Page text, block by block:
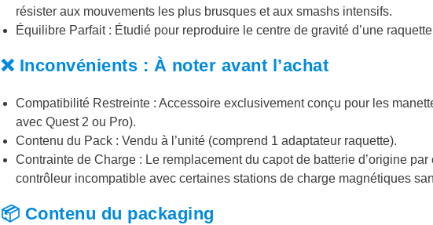
résister aux mouvements les plus brusques et aux smashs intensifs.
Équilibre Parfait : Étudié pour reproduire le centre de gravité d’une
❌ Inconvénients : À noter avant l’achat
Compatibilité Restreinte : Accessoire exclusivement conçu pour les
avec Quest 2 ou Pro).
Contenu du Pack : Vendu à l’unité (comprend 1 adaptateur raquette).
Contrainte de Charge : Le remplacement du capot de batterie d’origine
contrôleur incompatible avec certaines stations de charge magnétiques
📦 Contenu du packaging